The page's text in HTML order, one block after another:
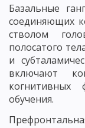
Базальные
соединяющих
стволом
полосатого
и
включают
обучения.